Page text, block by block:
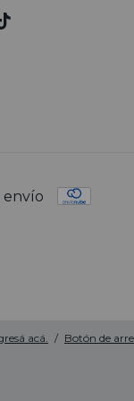
envío
acá. / Botón de